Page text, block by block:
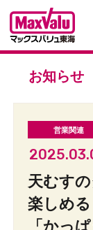
お知らせ
天むす
楽しめる
「かっ